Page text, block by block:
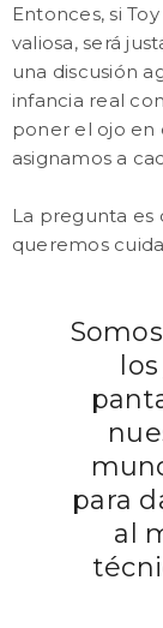
Entonces, si
valiosa, será
una discusión
infancia real
poner el ojo en
asignamos a
La pregunta es
queremos
para
al